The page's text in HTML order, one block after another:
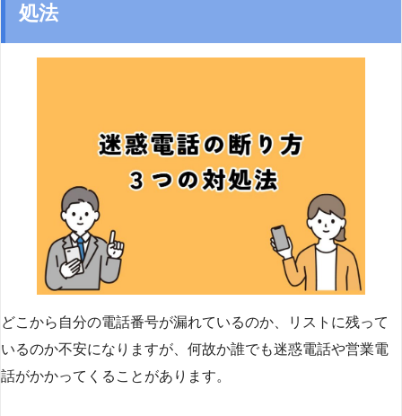
処法
どこから自分の電話番号が漏れているのか、リストに残って
いるのか不安になりますが、何故か誰でも迷惑電話や営業電
話がかかってくることがあります。